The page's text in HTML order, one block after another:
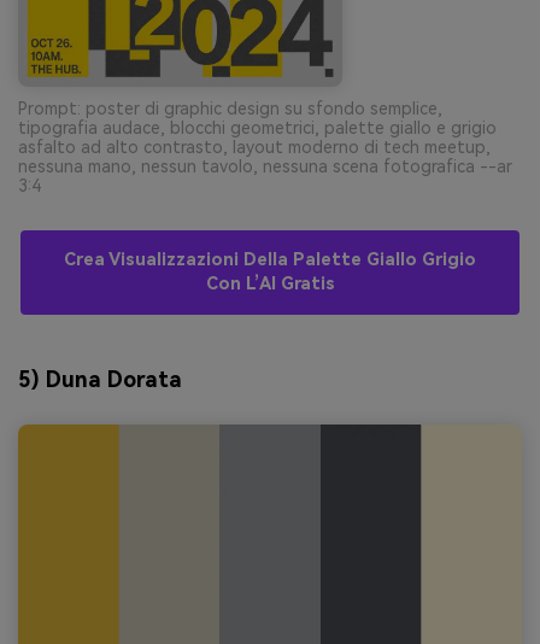
Prompt: poster di graphic design su sfondo semplice,
tipografia audace, blocchi geometrici, palette giallo e grigio
asfalto ad alto contrasto, layout moderno di tech meetup,
nessuna mano, nessun tavolo, nessuna scena fotografica --ar
3:4
Crea Visualizzazioni Della Palette Giallo Grigio
Con L’AI Gratis
5) Duna Dorata